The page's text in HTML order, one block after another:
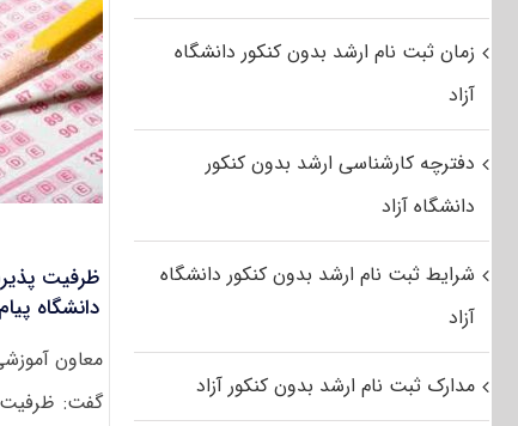
ظرفیت
دانشگاه پیام
معاون
گفت: ظرفیت
زمان ثبت نام ارشد بدون کنکور دانشگاه
آزاد
دفترچه کارشناسی ارشد بدون کنکور
دانشگاه آزاد
شرایط ثبت نام ارشد بدون کنکور دانشگاه
آزاد
مدارک ثبت نام ارشد بدون کنکور آزاد